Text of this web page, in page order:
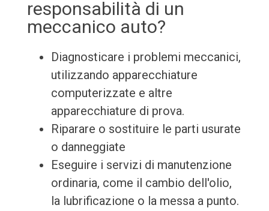
responsabilità di un
meccanico auto?
Diagnosticare i problemi meccanici,
utilizzando apparecchiature
computerizzate e altre
apparecchiature di prova.
Riparare o sostituire le parti usurate
o danneggiate
Eseguire i servizi di manutenzione
ordinaria, come il cambio dell'olio,
la lubrificazione o la messa a punto.